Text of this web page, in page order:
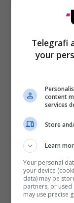
Telegrafi
your
content
services
Store
Learn
Your personal
your device
data) may be
partners, or used
may use precise